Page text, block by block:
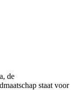
de
staat voor